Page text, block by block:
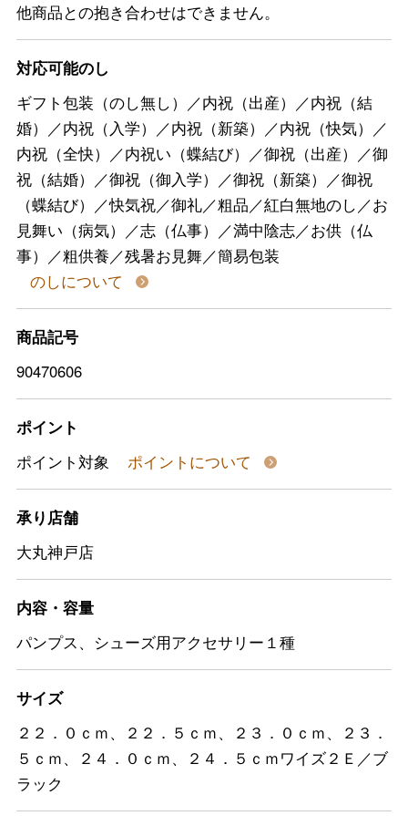
他商品との抱き合わせはできません。
対応可能のし
ギフト包装（のし無し）／内祝（出産）／内祝（結
婚）／内祝（入学）／内祝（新築）／内祝（快気）／
内祝（全快）／内祝い（蝶結び）／御祝（出産）／御
祝（結婚）／御祝（御入学）／御祝（新築）／御祝
（蝶結び）／快気祝／御礼／粗品／紅白無地のし／お
見舞い（病気）／志（仏事）／満中陰志／お供（仏
事）／粗供養／残暑お見舞／簡易包装
のしについて
商品記号
90470606
ポイント
ポイント対象
ポイントについて
承り店舗
大丸神戸店
内容・容量
パンプス、シューズ用アクセサリー１種
サイズ
２２．０ｃｍ、２２．５ｃｍ、２３．０ｃｍ、２３．
５ｃｍ、２４．０ｃｍ、２４．５ｃｍワイズ２Ｅ／ブ
ラック